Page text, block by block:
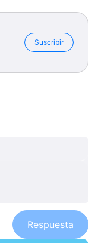
Suscribir
Respuesta